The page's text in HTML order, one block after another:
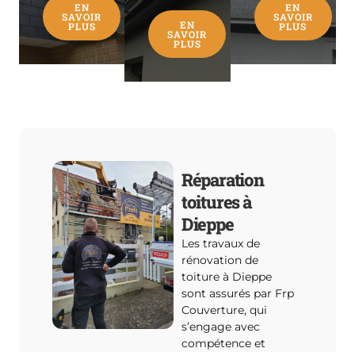
EN
SAVOIR
PLUS EN
SAVOIR
PLUS
EN
SAVOIR
PLUS
Réparation
toitures à
Dieppe
Les travaux de
rénovation de
toiture à Dieppe
sont assurés par Frp
Couverture, qui
s’engage avec
compétence et